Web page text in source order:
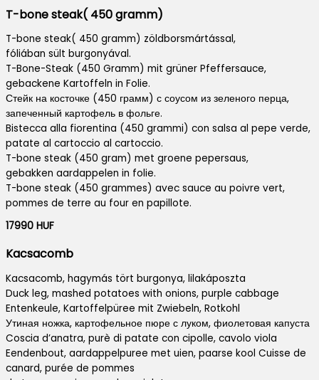
T-bone steak( 450 gramm)
T-bone steak( 450 gramm) zöldborsmártással,
fóliában sült burgonyával.
T-Bone-Steak (450 Gramm) mit grüner Pfeffersauce,
gebackene Kartoffeln in Folie.
Стейк на косточке (450 грамм) с соусом из зеленого перца,
запеченный картофель в фольге.
Bistecca alla fiorentina (450 grammi) con salsa al pepe verde,
patate al cartoccio al cartoccio.
T-bone steak (450 gram) met groene pepersaus,
gebakken aardappelen in folie.
T-bone steak (450 grammes) avec sauce au poivre vert,
pommes de terre au four en papillote.
17990 HUF
Kacsacomb
Kacsacomb, hagymás tört burgonya, lilakáposzta
Duck leg, mashed potatoes with onions, purple cabbage
Entenkeule, Kartoffelpüree mit Zwiebeln, Rotkohl
Утиная ножка, картофельное пюре с луком, фиолетовая капуста
Coscia d’anatra, purè di patate con cipolle, cavolo viola
Eendenbout, aardappelpuree met uien, paarse kool Cuisse de
canard, purée de pommes